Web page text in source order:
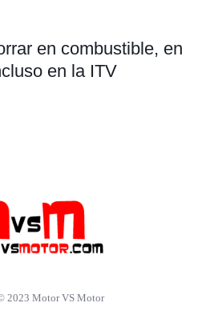
en combustible, en
en la ITV
2023 Motor VS Motor